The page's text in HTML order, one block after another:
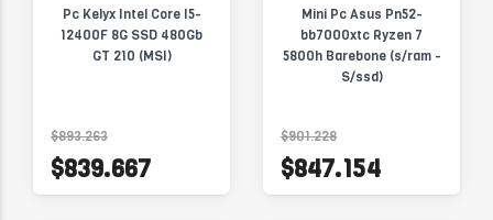
Pc Kelyx Intel Core I5-
12400F 8G SSD 480Gb
GT 210 (MSI)
$893.263
$839.667
Mini Pc Asus Pn52-
bb7000xtc Ryzen 7
5800h Barebone (s/ram -
S/ssd)
$901.228
$847.154